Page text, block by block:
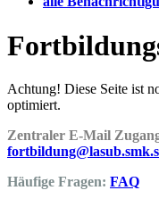
Achtung! Diese Seite ist
optimiert.
Zentraler E-Mail
Häufige Fragen: FAQ